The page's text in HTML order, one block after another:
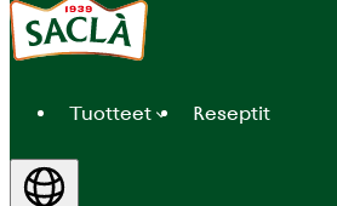
Tuotteet Reseptit